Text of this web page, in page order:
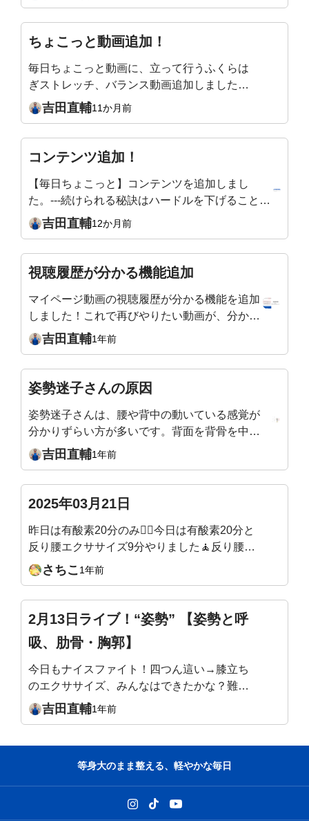
ちょこっと動画追加！
毎日ちょこっと動画に、立って行うふくらは
ぎストレッチ、バランス動画追加しました！
https://salon-yoshida.com/time-body/
吉田直輔11か月前
コンテンツ追加！
【毎日ちょこっと】コンテンツを追加しまし
た。---続けられる秘訣はハードルを下げること。
とりあえずやる、ちょこっと動く。その小さな一
歩が習慣になり、気づけば体も姿勢も軽やかに整
画がありますが、とりあえずスッキリしたいな～
というときは多々ありますよね。そんな時に、こ
のサイトを開いてラジオ体操のように利用してく
ださいね！●毎日ちょこっと：追加●カラダ改善
動画：旧お悩み解決動画これからも一緒に頑張り
吉田直輔12か月前
視聴履歴が分かる機能追加
マイページ動画の視聴履歴が分かる機能を追加
しました！これで再びやりたい動画が、分から
なくなることが減ります。昨日のライブレッス
ンと、インスタライブで腸腰筋が筋肉痛の吉田
吉田直輔1年前
姿勢迷子さんの原因
姿勢迷子さんは、腰や背中の動いている感覚が
分かりずらい方が多いです。背面を背骨を中心
としたエクササイズで感覚を養っていくと、姿
勢をつくる感覚が良くなっていきます。人間の
なかった自分の姿勢の理由が見えてくると思い
ます。詳しくはコラムをご覧くださいね！
https://salon-yoshida.com/shisemaigo/
吉田直輔1年前
2025年03月21日
昨日は有酸素20分のみ🏃‍♀️今日は有酸素20分と
反り腰エクササイズ9分やりました🧘反り腰エ
クササイズのあとはお腹を使った感じがして、
腰はスッキリする😆このままウエストもくびれ
さちこ 1年前
2月13日ライブ！“姿勢” 【姿勢と呼
吸、肋骨・胸郭】
今日もナイスファイト！四つん這い→膝立ち
のエクササイズ、みんなはできたかな？難易
度高かったかな～？https://salon-
yoshida.com/live1-41/一緒に頑張りましょう
吉田直輔1年前
等身大のまま整える、軽やかな毎日